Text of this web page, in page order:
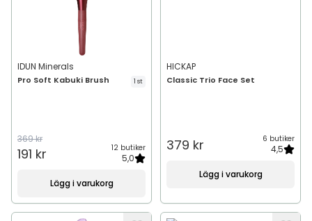
IDUN Minerals
Pro Soft Kabuki Brush 1 st
369 kr
191 kr 12 butiker
5,0
Lägg i varukorg
HICKAP
Classic Trio Face Set
379 kr 6 butiker
4,5
Lägg i varukorg